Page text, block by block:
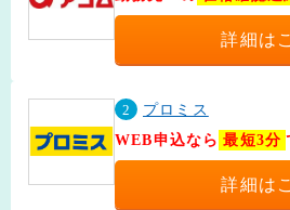
詳細は
2
プロミス
WEB申込なら 最短3分
詳細は